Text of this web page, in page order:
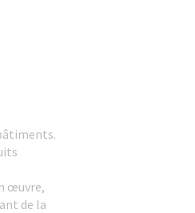
œuvre,
de la